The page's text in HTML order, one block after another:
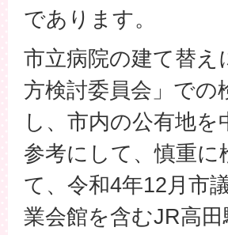
であります。
市立病院の建て替
方検討委員会」での
し、市内の公有地
参考にして、慎重
て、令和4年12月市
業会館を含むJR高